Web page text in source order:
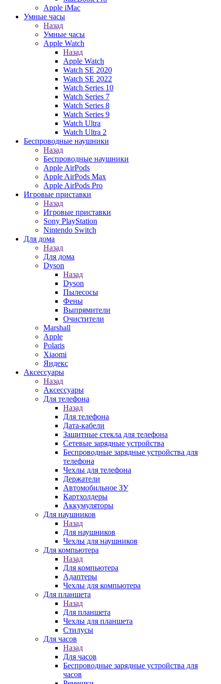
Apple iMac
Умные часы
Назад
Умные часы
Apple Watch
Назад
Apple Watch
Watch SE 2020
Watch SE 2022
Watch Series 10
Watch Series 7
Watch Series 8
Watch Series 9
Watch Ultra
Watch Ultra 2
Беспроводные наушники
Назад
Беспроводные наушники
Apple AirPods
Apple AirPods Max
Apple AirPods Pro
Игровые приставки
Назад
Игровые приставки
Sony PlayStation
Nintendo Switch
Для дома
Назад
Для дома
Dyson
Назад
Dyson
Пылесосы
Фены
Выпрямители
Очистители
Marshall
Apple
Polaris
Xiaomi
Яндекс
Аксессуары
Назад
Аксессуары
Для телефона
Назад
Для телефона
Дата-кабели
Защитные стекла для телефона
Сетевые зарядные устройства
Беспроводные зарядные устройства для
телефона
Чехлы для телефона
Держатели
Автомобильное ЗУ
Картхолдеры
Аккумуляторы
Для наушников
Назад
Для наушников
Чехлы для наушников
Для компьютера
Назад
Для компьютера
Адаптеры
Чехлы для компьютера
Для планшета
Назад
Для планшета
Чехлы для планшета
Стилусы
Для часов
Назад
Для часов
Беспроводные зарядные устройства для
часов